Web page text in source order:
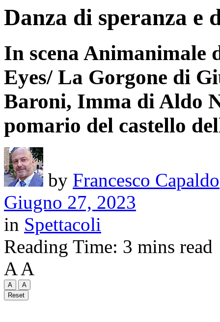
Danza di speranza e
In scena Animanimale
Eyes/ La Gorgone di
Baroni, Imma di Aldo
pomario del castello
by Francesco Capaldo
Giugno 27, 2023
in Spettacoli
Reading Time: 3 mins read
A A
A
A
Reset